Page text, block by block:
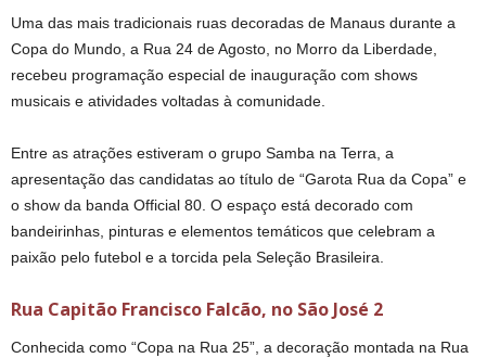
Uma das mais tradicionais ruas decoradas de Manaus durante a
Copa do Mundo, a Rua 24 de Agosto, no Morro da Liberdade,
recebeu programação especial de inauguração com shows
musicais e atividades voltadas à comunidade.
Entre as atrações estiveram o grupo Samba na Terra, a
apresentação das candidatas ao título de “Garota Rua da Copa” e
o show da banda Official 80. O espaço está decorado com
bandeirinhas, pinturas e elementos temáticos que celebram a
paixão pelo futebol e a torcida pela Seleção Brasileira.
Rua Capitão Francisco Falcão, no São José 2
Conhecida como “Copa na Rua 25”, a decoração montada na Rua